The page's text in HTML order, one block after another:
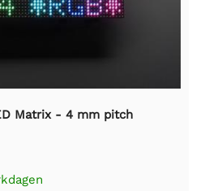
Matrix - 4 mm pitch